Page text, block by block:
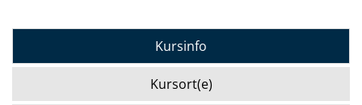
Kursinfo
Kursort(e)